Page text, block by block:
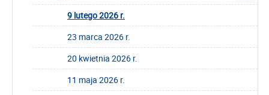
9 lutego 2026 r.
23 marca 2026 r.
20 kwietnia 2026 r.
11 maja 2026 r.